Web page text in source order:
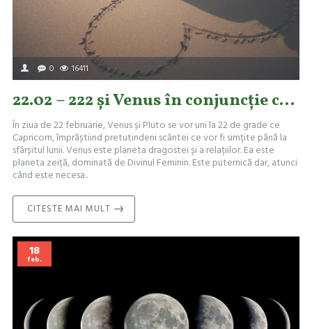
0 16411
22.02 – 222 și Venus în conjuncție cu Pluto
În ziua de 22 februarie, Venus și Pluto se vor uni la 22 de grade ce
Capricorn, împrăștiind pretutindeni scântei ce vor fi simțite până la
sfârșitul lunii. Venus este planeta dragostei și a relațiilor. Ea este
planeta zeiță, dominată de Divinul Feminin. Este puternică dar, atunci
când este necesa..
CITESTE MAI MULT
18
feb.